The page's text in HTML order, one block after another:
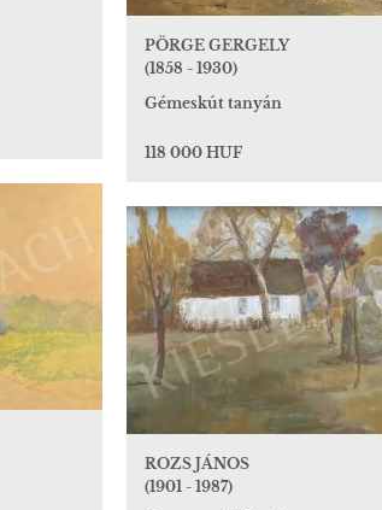
PÖRGE GERGELY
(1858 - 1930)
Gémeskút tanyán
118 000 HUF
ROZS JÁNOS
(1901 - 1987)